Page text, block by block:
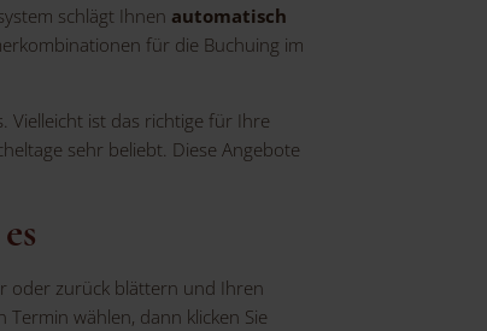
schlägt Ihnen automatisch
für die Buchuing im
Vielleicht ist das richtige für Ihre
sehr beliebt. Diese Angebote
oder zurück blättern und Ihren
wählen, dann klicken Sie